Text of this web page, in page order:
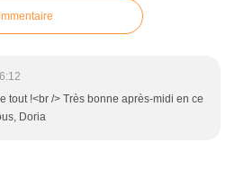
tout !<br /> Très bonne après-midi en ce
Doria